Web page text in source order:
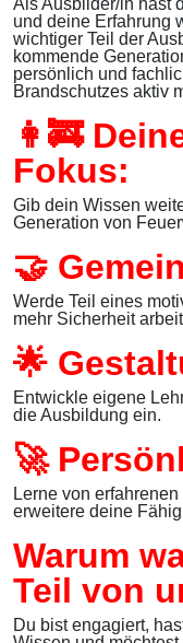
Als Ausbilder/in hast
und deine Erfahrung
wichtiger Teil der
kommende
persönlich und
Brandschutzes aktiv
👩‍🚒
Fokus:
Gib dein Wissen
Generation von
🤝
Werde Teil eines
mehr Sicherheit
🌟
Entwickle eigene
die Ausbildung ein.
🚀
Lerne von
erweitere deine
Warum
Teil von
Du bist engagiert,